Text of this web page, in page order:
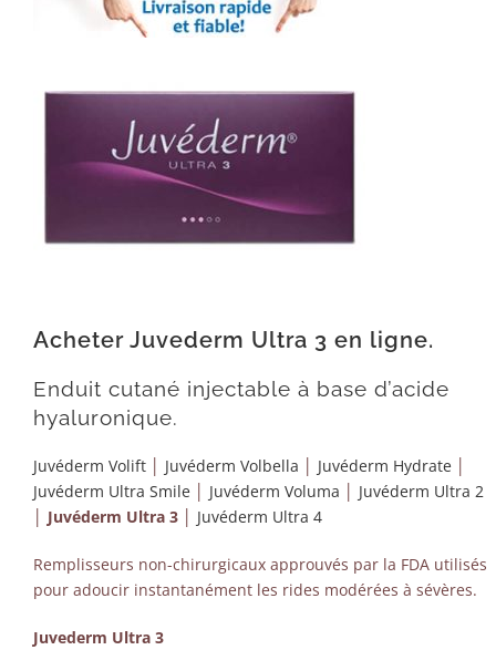
Acheter Juvederm Ultra 3 en ligne.
Enduit cutané injectable à base d’acide
hyaluronique.
Juvéderm Volift Juvéderm Volbella Juvéderm Hydrate
Juvéderm Ultra Smile
Juvéderm Voluma
Juvéderm Ultra 2
Juvéderm Ultra 3 Juvéderm Ultra 4
Remplisseurs non-chirurgicaux approuvés par la FDA utilisés
pour adoucir instantanément les rides modérées à sévères.
Juvederm Ultra 3